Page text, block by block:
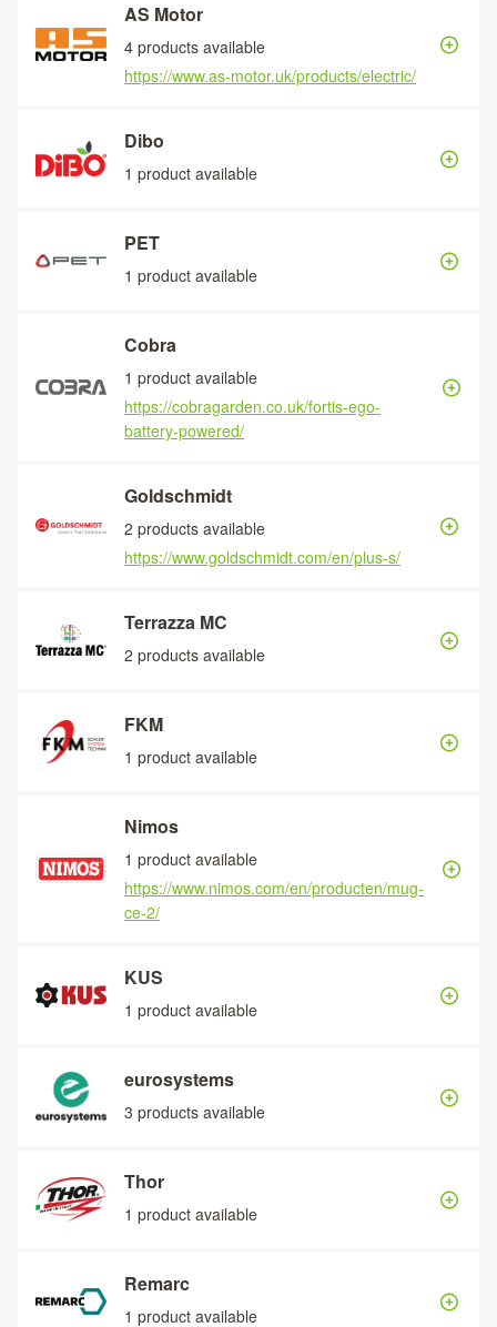
AS Motor
4 products available
https://www.as-motor.uk/products/electric/
Dibo
1 product available
PET
1 product available
Cobra
1 product available
https://cobragarden.co.uk/fortis-ego-
battery-powered/
Goldschmidt
2 products available
https://www.goldschmidt.com/en/plus-s/
Terrazza MC
2 products available
FKM
1 product available
Nimos
1 product available
https://www.nimos.com/en/producten/mug-
ce-2/
KUS
1 product available
eurosystems
3 products available
Thor
1 product available
Remarc
1 product available